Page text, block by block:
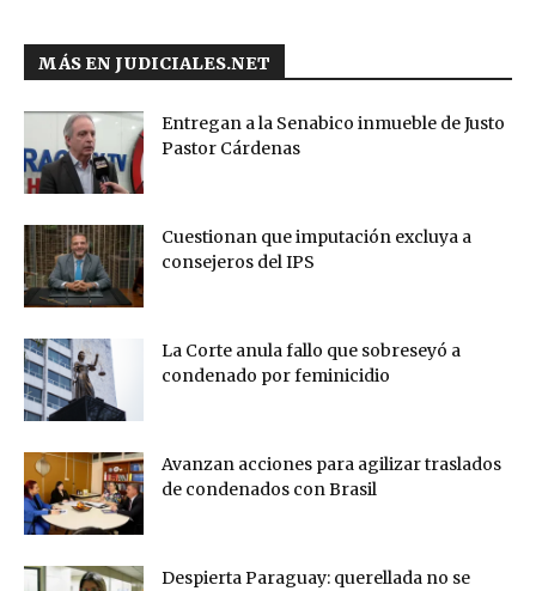
MÁS EN JUDICIALES.NET
Entregan a la Senabico inmueble de Justo
Pastor Cárdenas
Cuestionan que imputación excluya a
consejeros del IPS
La Corte anula fallo que sobreseyó a
condenado por feminicidio
Avanzan acciones para agilizar traslados
de condenados con Brasil
Despierta Paraguay: querellada no se